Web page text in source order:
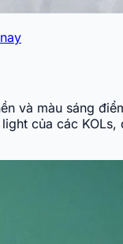
và màu sáng
của các